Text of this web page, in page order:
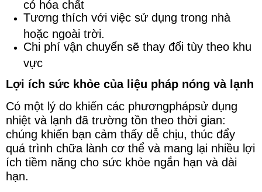
có hóa chất
Tương thích với việc sử dụng trong nhà
hoặc ngoài trời.
Chi phí vận chuyển sẽ thay đổi tùy theo khu
vực
Lợi ích sức khỏe của liệu pháp nóng và lạnh
Có một lý do khiến các phươngphápsử dụng
nhiệt và lạnh đã trường tồn theo thời gian:
chúng khiến bạn cảm thấy dễ chịu, thúc đẩy
quá trình chữa lành cơ thể và mang lại nhiều lợi
ích tiềm năng cho sức khỏe ngắn hạn và dài
hạn.